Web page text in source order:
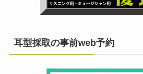
耳型採取の事前web予約